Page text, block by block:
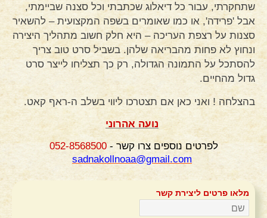
שתחקרתי, עבור כל דיאלוג שכתבתי וכל סצנה שביימתי,
אבל 'פרידה', או כמו שאומרים בשפה המקצועית – להשאיר
סצנות על רצפת העריכה – היא חלק חשוב מתהליך היצירה
ונחוץ לא פחות מהבריאה שלהן. בשביל סרט טוב צריך
להסתכל על התמונה הגדולה, רק כך תצליחו לייצר סרט
גדול מהחיים.
בהצלחה ! ואני כאן אם תצטרכו ליווי בשלב ה-ראף קאט.
נועה אהרוני
לפרטים נוספים צרו קשר - 052-8568500
sadnakollnoaa@gmail.com
מלאו פרטים ליצירת קשר